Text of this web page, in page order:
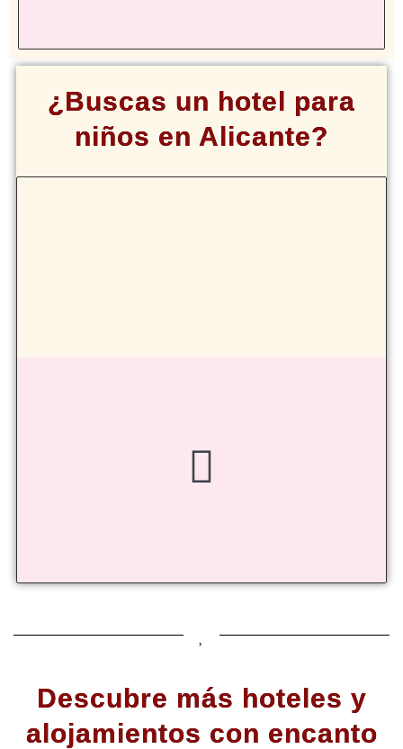
¿Buscas un hotel para
niños en Alicante?
Descubre más hoteles y
alojamientos con encanto